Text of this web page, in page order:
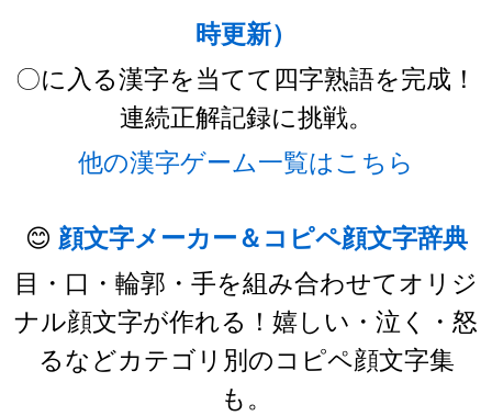
時更新）
〇に入る漢字を当てて四字熟語を完成！
連続正解記録に挑戦。
他の漢字ゲーム一覧はこちら
😊 顔文字メーカー＆コピペ顔文字辞典
目・口・輪郭・手を組み合わせてオリジ
ナル顔文字が作れる！嬉しい・泣く・怒
るなどカテゴリ別のコピペ顔文字集
も。